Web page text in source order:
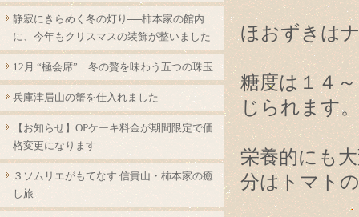
ほおずきは
糖度は１４
じられます。
栄養的にも
分はトマト
静寂にきらめく冬の灯り──柿本家の館内
に、今年もクリスマスの装飾が整いました
12月 “極会席” 冬の贅を味わう五つの珠玉
兵庫津居山の蟹を仕入れました
【お知らせ】OPケーキ料金が期間限定で価
格変更になります
３ソムリエがもてなす 信貴山・柿本家の癒
し旅